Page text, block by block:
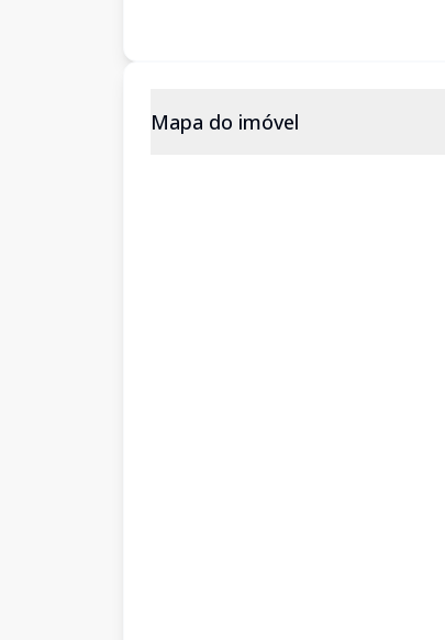
Mapa do imóvel